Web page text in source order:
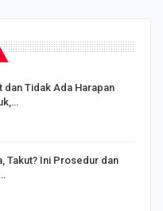
dan Tidak Ada Harapan
Takut? Ini Prosedur dan